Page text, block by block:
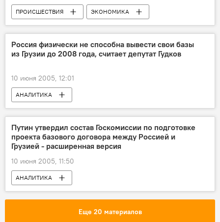
ПРОИСШЕСТВИЯ ЭКОНОМИКА
Россия физически не способна вывести свои базы
из Грузии до 2008 года, считает депутат Гудков
10 июня 2005, 12:01
АНАЛИТИКА
Путин утвердил состав Госкомиссии по подготовке
проекта базового договора между Россией и
Грузией - расширенная версия
10 июня 2005, 11:50
АНАЛИТИКА
Еще 20 материалов